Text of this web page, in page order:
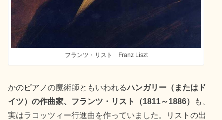
フランツ・リスト Franz Liszt
かのピアノの魔術師ともいわれるハンガリー（またはド
イツ）の作曲家、フランツ・リスト（1811～1886）
も、
実はラコッツィー行進曲を作っていました。リストの出